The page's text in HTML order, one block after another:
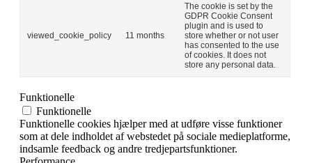
viewed_cookie_policy 11 months
The cookie is set by the
GDPR Cookie Consent
plugin and is used to
store whether or not user
has consented to the use
of cookies. It does not
store any personal data.
Funktionelle
Funktionelle
Funktionelle cookies hjælper med at udføre visse funktioner
som at dele indholdet af webstedet på sociale medieplatforme,
indsamle feedback og andre tredjepartsfunktioner.